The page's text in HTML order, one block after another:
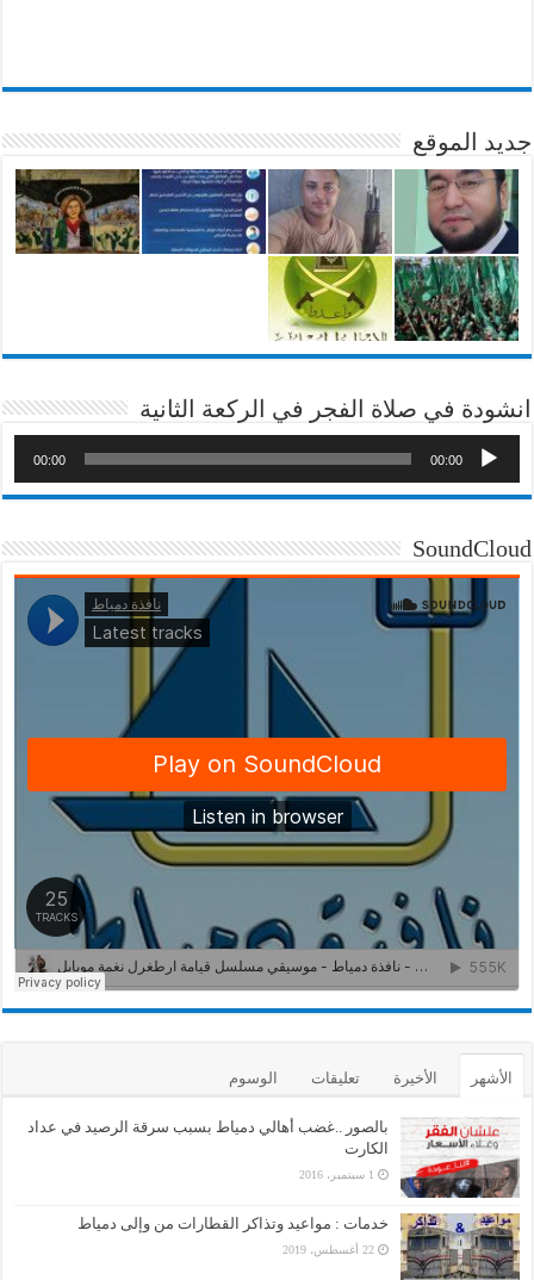
جديد الموقع
انشودة في صلاة الفجر في الركعة الثانية
00:00
00:00
SoundCloud
الأشهر الأخيرة تعليقات الوسوم
بالصور ..غضب أهالي دمياط بسبب سرقة الرصيد في عداد
الكارت
1 سبتمبر، 2016
خدمات : مواعيد وتذاكر القطارات من وإلى دمياط
22 أغسطس، 2019